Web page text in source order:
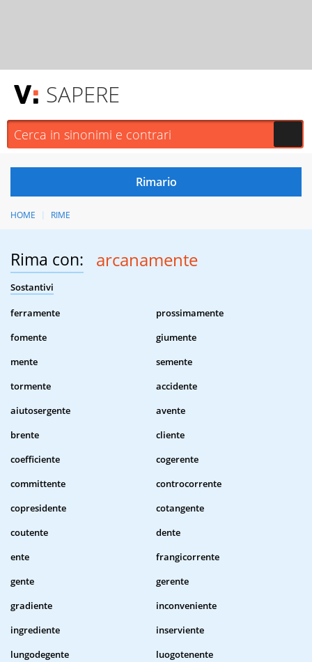
SAPERE
HOME RIME
Rima con: arcanamente
Sostantivi
ferramente
prossimamente
fomente
giumente
mente
semente
tormente
accidente
aiutosergente
avente
brente
cliente
coefficiente
cogerente
committente
controcorrente
copresidente
cotangente
coutente
dente
ente
frangicorrente
gente
gerente
gradiente
inconveniente
ingrediente
inserviente
lungodegente
luogotenente